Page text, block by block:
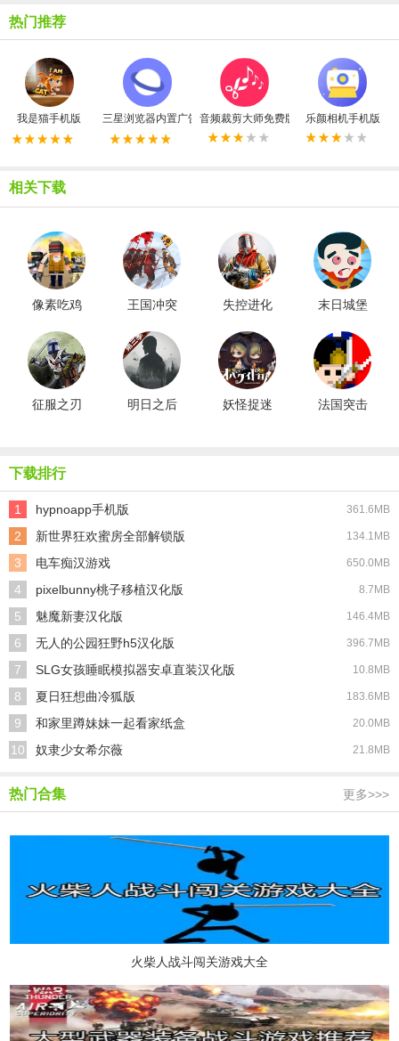
热门推荐
我是猫手机版 三星浏览器内置广告拦截器最新版
音频裁剪大师免费版 乐颜相机手机版
相关下载
像素吃鸡
王国冲突
失控进化
末日城堡
征服之刃
明日之后
妖怪捉迷
法国突击
下载排行
1 hypnoapp手机版 361.6MB
2 新世界狂欢蜜房全部解锁版 134.1MB
3 电车痴汉游戏 650.0MB
4 pixelbunny桃子移植汉化版 8.7MB
5 魅魔新妻汉化版 146.4MB
6 无人的公园狂野h5汉化版 396.7MB
7 SLG女孩睡眠模拟器安卓直装汉化版 10.8MB
8 夏日狂想曲冷狐版 183.6MB
9 和家里蹲妹妹一起看家纸盒 20.0MB
10 奴隶少女希尔薇 21.8MB
热门合集 更多>>>
火柴人战斗闯关游戏大全